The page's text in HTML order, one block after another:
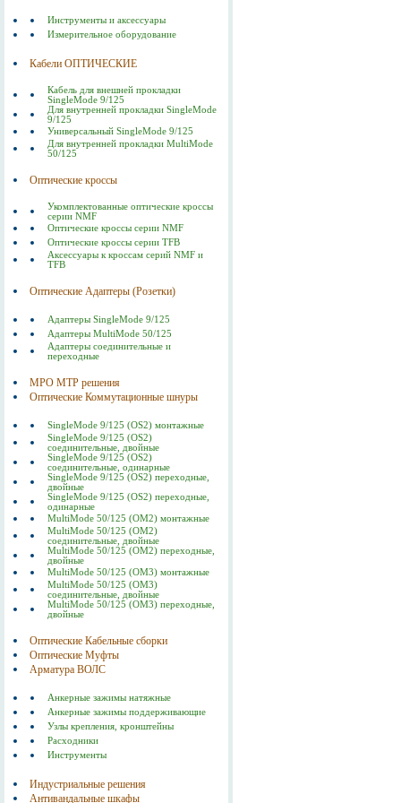
Инструменты и аксессуары
Измерительное оборудование
Кабели ОПТИЧЕСКИЕ
Кабель для внешней прокладки
SingleMode 9/125
Для внутренней прокладки SingleMode
9/125
Универсальный SingleMode 9/125
Для внутренней прокладки MultiMode
50/125
Оптические кроссы
Укомплектованные оптические кроссы
серии NMF
Оптические кроссы серии NMF
Оптические кроссы серии TFB
Аксессуары к кроссам серий NMF и
TFB
Оптические Адаптеры (Розетки)
Адаптеры SingleMode 9/125
Адаптеры MultiMode 50/125
Адаптеры соединительные и
переходные
MPO MTP решения
Оптические Коммутационные шнуры
SingleMode 9/125 (OS2) монтажные
SingleMode 9/125 (OS2)
соединительные, двойные
SingleMode 9/125 (OS2)
соединительные, одинарные
SingleMode 9/125 (OS2) переходные,
двойные
SingleMode 9/125 (OS2) переходные,
одинарные
MultiMode 50/125 (OM2) монтажные
MultiMode 50/125 (OM2)
соединительные, двойные
MultiMode 50/125 (OM2) переходные,
двойные
MultiMode 50/125 (OM3) монтажные
MultiMode 50/125 (OM3)
соединительные, двойные
MultiMode 50/125 (OM3) переходные,
двойные
Оптические Кабельные сборки
Оптические Муфты
Арматура ВОЛС
Анкерные зажимы натяжные
Анкерные зажимы поддерживающие
Узлы крепления, кронштейны
Расходники
Инструменты
Индустриальные решения
Антивандальные шкафы